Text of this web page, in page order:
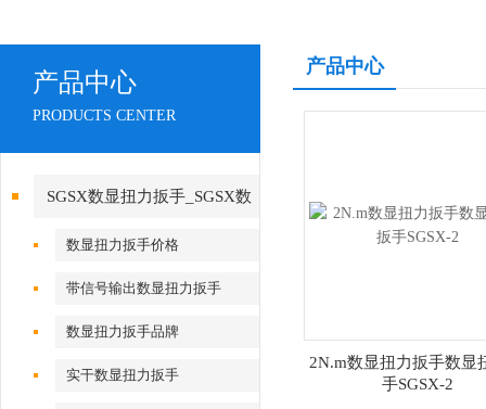
产品中心
PRODUCTS CENTER
SGSX数显扭力扳手_SGSX数
显扭力扳手
数显扭力扳手价格
带信号输出数显扭力扳手
数显扭力扳手品牌
实干数显扭力扳手
产品中心
2N.m数显扭力扳手数显
手SGSX-2